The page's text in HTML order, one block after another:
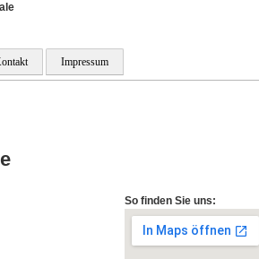
Impressum
So finden Sie uns: